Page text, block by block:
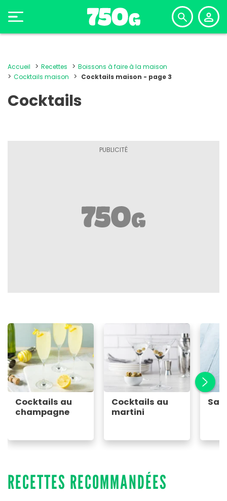
Accueil Recettes
Boissons à faire à la maison
Cocktails maison
Cocktails maison - page 3
Cocktails
Cocktails au
champagne
Cocktails au
martini
RECETTES RECOMMANDÉES